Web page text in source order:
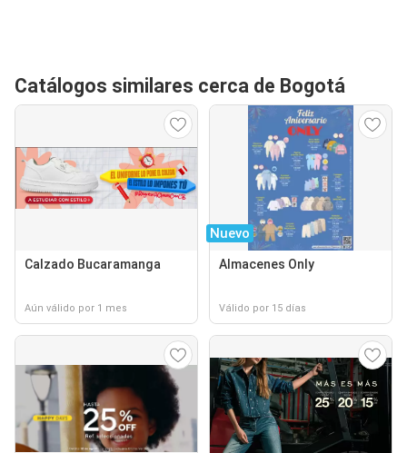
Catálogos similares cerca de Bogotá
Calzado Bucaramanga
Aún válido por 1 mes
Nuevo
Almacenes Only
Válido por 15 días